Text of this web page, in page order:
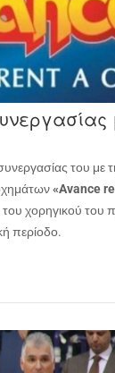
του με
«Avance
του χορηγικού του
περίοδο.